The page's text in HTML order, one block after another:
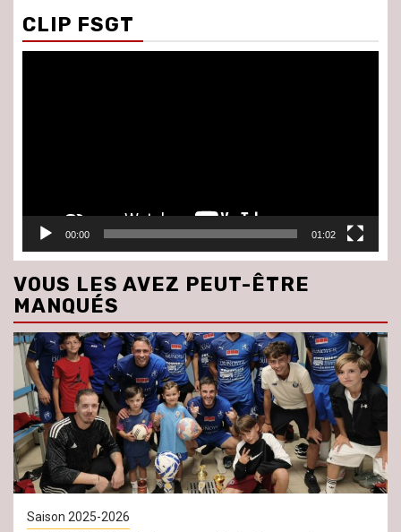
CLIP FSGT
00:00 01:02
VOUS LES AVEZ PEUT-ÊTRE
MANQUÉS
Saison 2025-2026